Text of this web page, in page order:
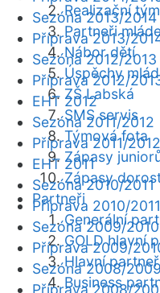
Realizační
Partneři
Nábor dětí
Úspěchy
ZŠ Labská
SMS servis
Týmová fota
Zápasy
Zápasy
Partneři
Generální
GOLD hlavní
Hlavní
Business
Sezóna 2013/2014
Příprava 2013/
Sezóna 2012/2013
Příprava 2012/
EHT 2012
Sezóna 2011/2012
Příprava 2011/2012
EHT 2011
Sezóna 2010/2011
Příprava 2010/2011
Sezóna 2009/2010
Příprava 2009/
Sezóna 2008/
Příprava 2008/